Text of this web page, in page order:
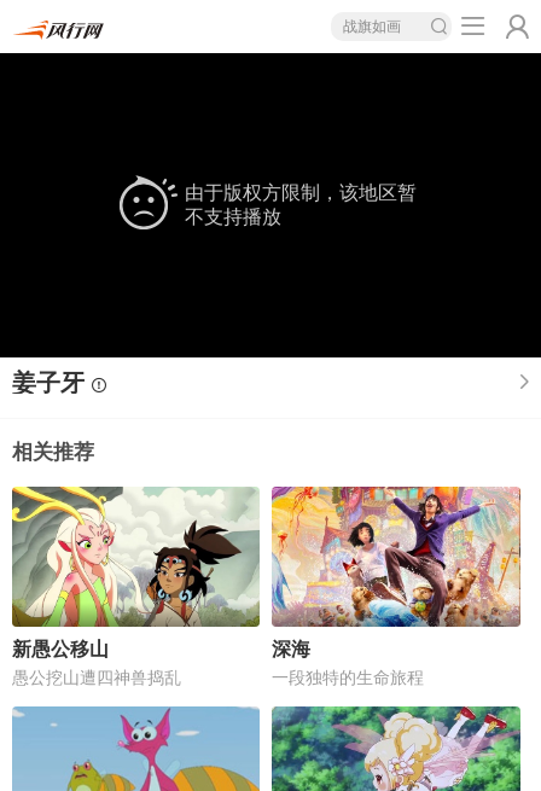
战旗如画
由于版权方限制，该地区暂
不支持播放
姜子牙
相关推荐
新愚公移山
愚公挖山遭四神兽捣乱
深海
一段独特的生命旅程